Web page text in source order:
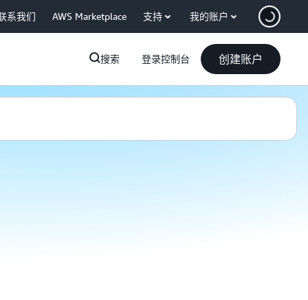
系我们 AWS Marketplace 支持 我的账户
搜索 登录控制台 创建账户